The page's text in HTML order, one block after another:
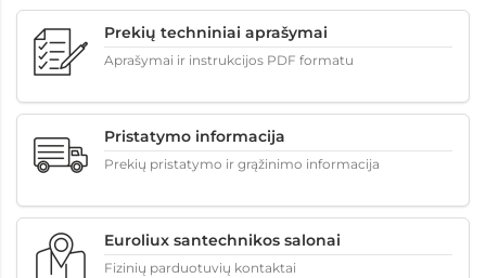
Prekių techniniai aprašymai
Aprašymai ir instrukcijos PDF formatu
Pristatymo informacija
Prekių pristatymo ir grąžinimo informacija
Euroliux santechnikos salonai
Fizinių parduotuvių kontaktai